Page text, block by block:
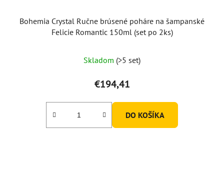
Bohemia Crystal Ručne brúsené poháre na šampanské
Felicie Romantic 150ml (set po 2ks)
Skladom (>5 set)
€194,41
DO KOŠÍKA